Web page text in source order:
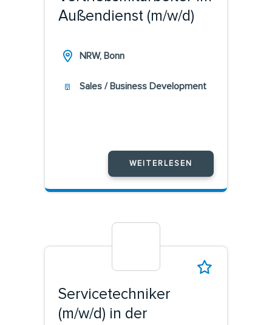
Außendienst (m/w/d)
NRW, Bonn
Sales / Business Development
WEITERLESEN
Servicetechniker
(m/w/d) in der